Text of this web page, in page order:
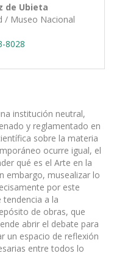
de Ubieta
/ Museo Nacional
8028
institución neutral,
y reglamentado en
sobre la materia
ocurre igual, el
qué es el Arte en la
embargo, musealizar lo
por este
a la
de obras, que
abrir el debate para
un espacio de reflexión
entre todos lo